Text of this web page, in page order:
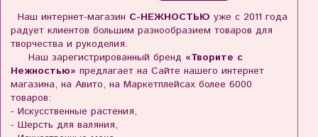
Наш интернет-магазин С-НЕЖНОСТЬЮ уже с 2011 года
радует клиентов большим разнообразием товаров для
творчества и рукоделия.
Наш зарегистрированный бренд «Творите с
Нежностью» предлагает на Сайте нашего интернет
магазина, на Авито, на Маркетплейсах более 6000
товаров:
- Искусственные растения,
- Шерсть для валяния,